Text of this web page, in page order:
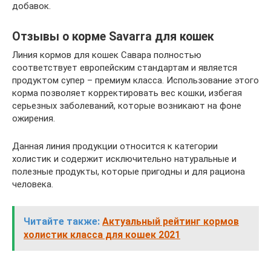
добавок.
Отзывы о корме Savarra для кошек
Линия кормов для кошек Савара полностью
соответствует европейским стандартам и является
продуктом супер – премиум класса. Использование этого
корма позволяет корректировать вес кошки, избегая
серьезных заболеваний, которые возникают на фоне
ожирения.
Данная линия продукции относится к категории
холистик и содержит исключительно натуральные и
полезные продукты, которые пригодны и для рациона
человека.
Читайте также: Актуальный рейтинг кормов
холистик класса для кошек 2021